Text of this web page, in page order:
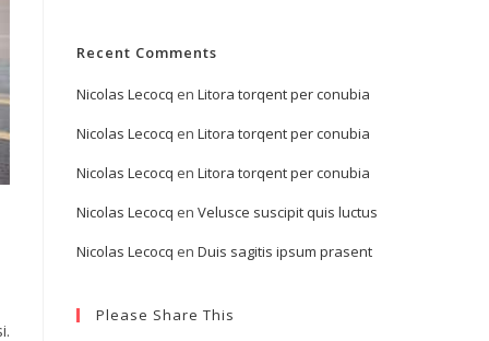
Recent Comments
Nicolas Lecocq en Litora torqent per conubia
Nicolas Lecocq en Litora torqent per conubia
Nicolas Lecocq en Litora torqent per conubia
Nicolas Lecocq en Velusce suscipit quis luctus
Nicolas Lecocq en Duis sagitis ipsum prasent
Please Share This